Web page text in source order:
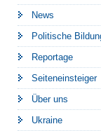
News
Politische
Reportage
Seiteneinsteiger
Über uns
Ukraine